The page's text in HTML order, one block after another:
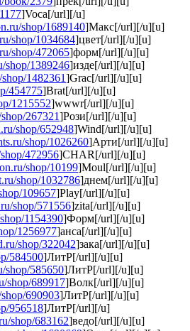
]Voca[/url][/u]
shop/1689140]Макс[/url][/u][u]
shop/1034684]цвет[/url][/u][u]
shop/472065]форм[/url][/u][u]
shop/1389246]изде[/url][/u][u]
1482361]Grac[/url][/u][u]
454775]Brat[/url][/u][u]
1215552]wwwr[/url][/u][u]
267321]Рози[/url][/u][u]
shop/652948]Wind[/url][/u][u]
shop/1026260]Арти[/url][/u][u]
472956]CHAR[/url][/u][u]
shop/10199]Moul[/url][/u][u]
shop/1032786]днем[/url][/u][u]
109657]Play[/url][/u][u]
shop/571556]zita[/url][/u][u]
1154390]Форм[/url][/u][u]
1256977]анса[/url][/u][u]
shop/322042]зака[/url][/u][u]
584500]ЛитР[/url][/u][u]
shop/585650]ЛитР[/url][/u][u]
shop/689917]Волк[/url][/u][u]
690903]ЛитР[/url][/u][u]
956518]ЛитР[/url][/u]
shop/683162]ведо[/url][/u][u]